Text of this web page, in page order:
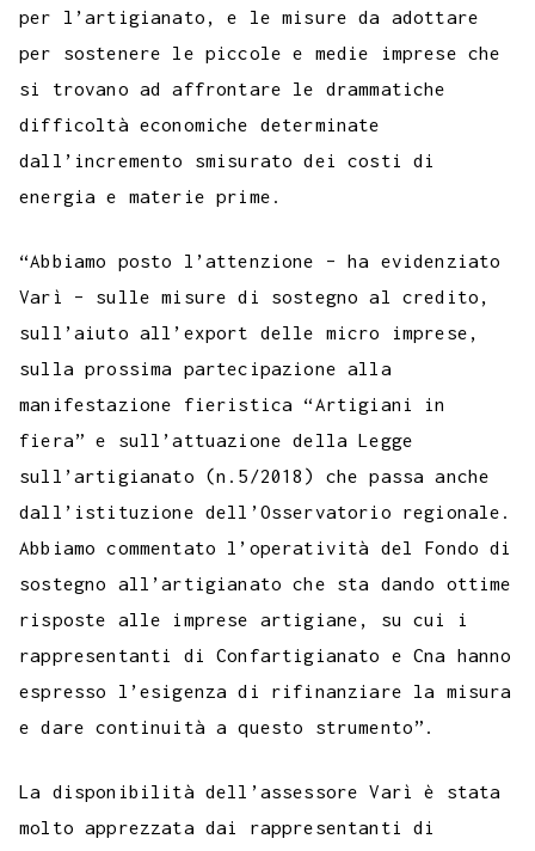
per l’artigianato, e le misure da adottare
per sostenere le piccole e medie imprese che
si trovano ad affrontare le drammatiche
difficoltà economiche determinate
dall’incremento smisurato dei costi di
energia e materie prime.
“Abbiamo posto l’attenzione – ha evidenziato
Varì – sulle misure di sostegno al credito,
sull’aiuto all’export delle micro imprese,
sulla prossima partecipazione alla
manifestazione fieristica “Artigiani in
fiera” e sull’attuazione della Legge
sull’artigianato (n.5/2018) che passa anche
dall’istituzione dell’Osservatorio regionale.
Abbiamo commentato l’operatività del Fondo di
sostegno all’artigianato che sta dando ottime
risposte alle imprese artigiane, su cui i
rappresentanti di Confartigianato e Cna hanno
espresso l’esigenza di rifinanziare la misura
e dare continuità a questo strumento”.
La disponibilità dell’assessore Varì è stata
molto apprezzata dai rappresentanti di